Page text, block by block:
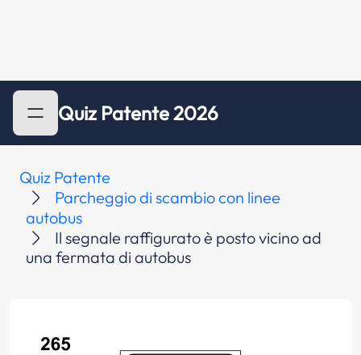
Quiz Patente 2026
Quiz Patente
Parcheggio di scambio con linee
autobus
Il segnale raffigurato è posto vicino ad
una fermata di autobus